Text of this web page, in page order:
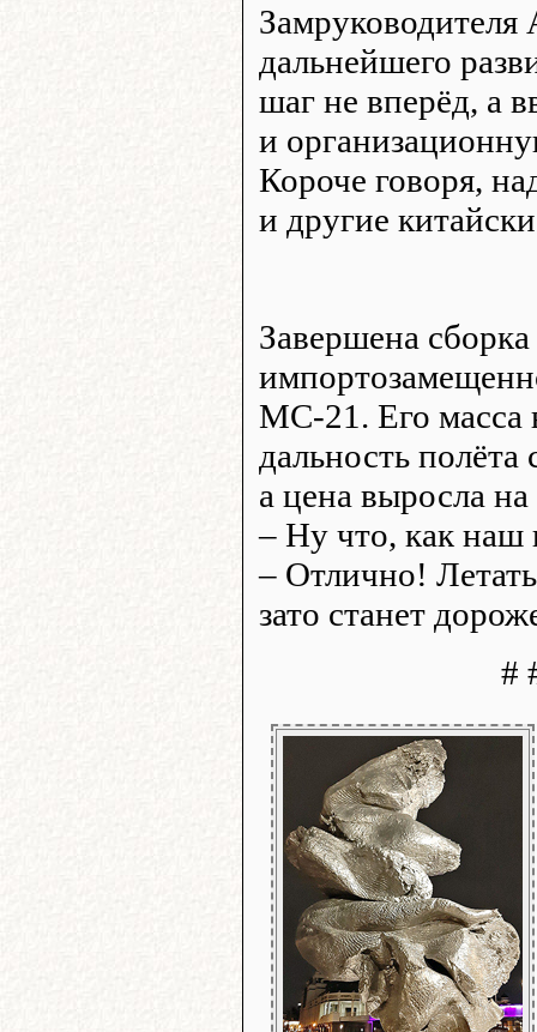
дальнейшего
шаг не вперёд, а
и
Короче говоря,
и другие
Завершена сборка
МС-21. Его масса
дальность полёта
а цена выросла на
– Ну что, как наш
– Отлично!
зато станет
#